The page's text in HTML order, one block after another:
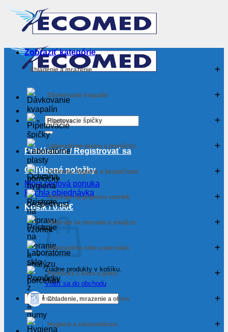
content
Hľadať:
Prihlásenie / Registrovať sa
Obľúbené položky
Moja cenová ponuka
Rýchla objednávka
Košík /0.00€
Žiadne produkty v košíku.
Vrátiť sa do obchodu
Hľadať:
Zobraziť kategórie
Chladenie a mrazenie
Dávkovanie kvapalín
Pipetovacie špičky
Laboratórne plasty a pomôcky
Ochrana, hygiena a bezpečnosť
Prístroje na prípravu vzoriek
Prístroje na meranie a analýzu
Laboratórne sklo a porcelán
Pomôcky z kovu a gumy
Chladenie, mrazenie a ohrev
Hygiena a zdravotníctvo